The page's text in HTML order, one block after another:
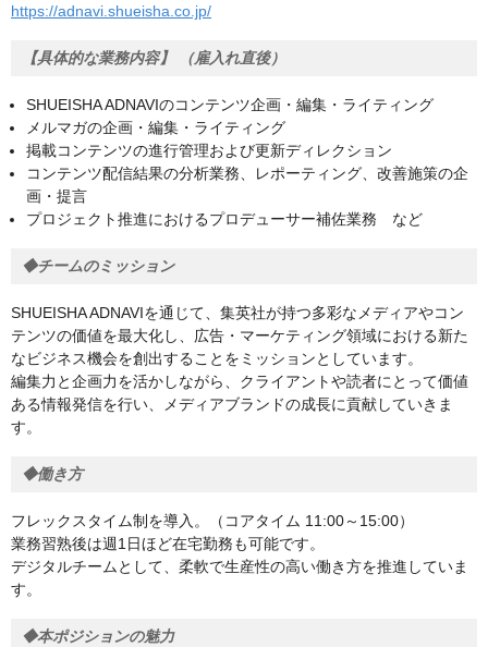
https://adnavi.shueisha.co.jp/
【具体的な業務内容】 （雇入れ直後）
SHUEISHA ADNAVIのコンテンツ企画・編集・ライティング
メルマガの企画・編集・ライティング
掲載コンテンツの進行管理および更新ディレクション
コンテンツ配信結果の分析業務、レポーティング、改善施策の企
画・提言
プロジェクト推進におけるプロデューサー補佐業務 など
◆チームのミッション
SHUEISHA ADNAVIを通じて、集英社が持つ多彩なメディアやコン
テンツの価値を最大化し、広告・マーケティング領域における新た
なビジネス機会を創出することをミッションとしています。
編集力と企画力を活かしながら、クライアントや読者にとって価値
ある情報発信を行い、メディアブランドの成長に貢献していきま
す。
◆働き方
フレックスタイム制を導入。（コアタイム 11:00～15:00）
業務習熟後は週1日ほど在宅勤務も可能です。
デジタルチームとして、柔軟で生産性の高い働き方を推進していま
す。
◆本ポジションの魅力